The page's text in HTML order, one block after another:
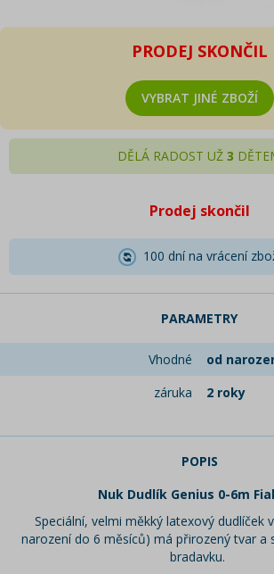
PRODEJ SKONČIL
VYBRAT JINÉ ZBOŽÍ
DĚLÁ RADOST UŽ 3
Prodej skončil
100 dní na vrácení
PARAMETRY
Vhodné
od
záruka
2 roky
POPIS
Nuk Dudlík Genius 0-6m
Speciální, velmi měkký latexový dudlíček
narození do 6 měsíců) má přirozený tvar a
bradavku.